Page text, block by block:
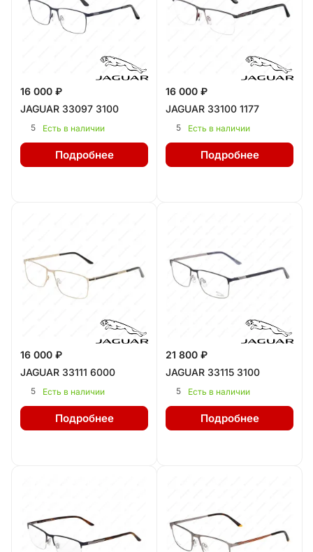
16 000 ₽
JAGUAR 33097 3100
5 Есть в наличии
Подробнее
16 000 ₽
JAGUAR 33100 1177
5 Есть в наличии
Подробнее
16 000 ₽
JAGUAR 33111 6000
5 Есть в наличии
Подробнее
21 800 ₽
JAGUAR 33115 3100
5 Есть в наличии
Подробнее